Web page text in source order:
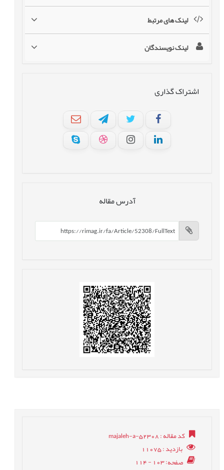
لینک های مرتبط
لینک نویسندگان
اشتراک گذاری
آدرس مقاله
کد مقاله: majaleh-a-52308
بازدید: 11075
صفحه: 103 - 114